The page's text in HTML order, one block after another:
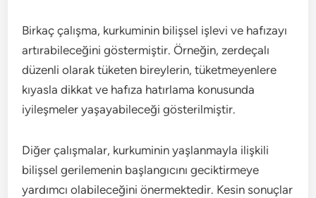
Birkaç çalışma, kurkuminin bilişsel işlevi ve hafızayı
artırabileceğini göstermiştir. Örneğin, zerdeçalı
düzenli olarak tüketen bireylerin, tüketmeyenlere
kıyasla dikkat ve hafıza hatırlama konusunda
iyileşmeler yaşayabileceği gösterilmiştir.
Diğer çalışmalar, kurkuminin yaşlanmayla ilişkili
bilişsel gerilemenin başlangıcını geciktirmeye
yardımcı olabileceğini önermektedir. Kesin sonuçlar